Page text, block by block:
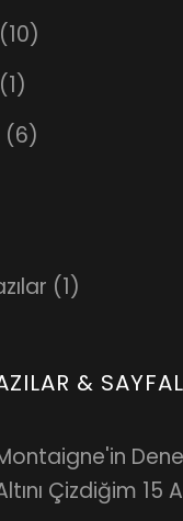
(10)
(1)
(6)
(1)
&
Çizdiğim 15